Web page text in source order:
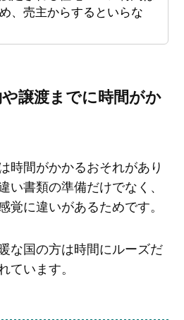
、売主からするといらな
譲渡までに時間がか
時間がかかるおそれがあり
い書類の準備だけでなく、
覚に違いがあるためです。
な国の方は時間にルーズだ
ています。